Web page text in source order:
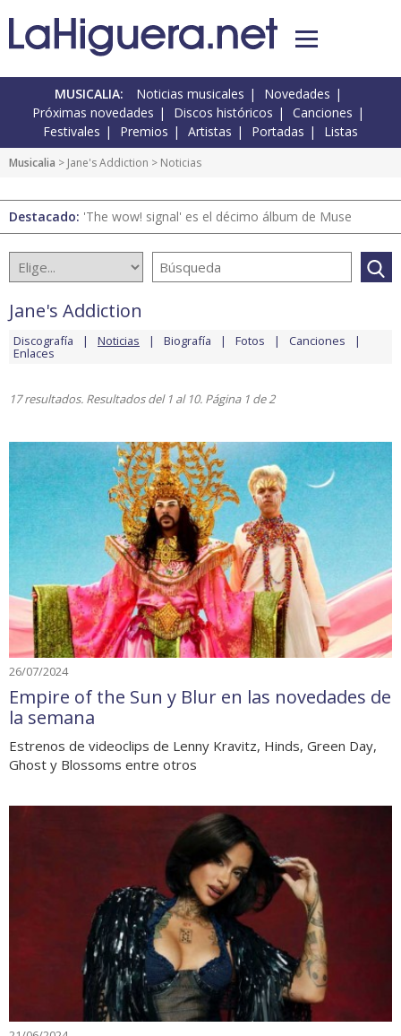
MUSICALIA: Noticias musicales
Novedades
Próximas novedades
Discos históricos
Canciones
Festivales
Premios Artistas Portadas Listas
Musicalia > Jane's Addiction > Noticias
Destacado: 'The wow! signal' es el décimo álbum de Muse
Jane's Addiction
Discografía Noticias Biografía Fotos Canciones
Enlaces
17 resultados. Resultados del 1 al 10. Página 1 de 2
26/07/2024
Empire of the Sun y Blur en las novedades de
la semana
Estrenos de videoclips de Lenny Kravitz, Hinds, Green Day,
Ghost y Blossoms entre otros